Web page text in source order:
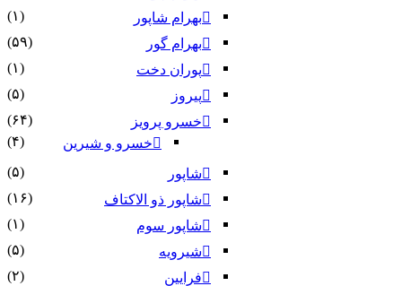
بهرام شاپور
(۱)
بهرام گور
(۵۹)
پوران دخت
(۱)
پیروز
(۵)
خسرو پرویز
(۶۴)
خسرو و شیرین
(۴)
شاپور
(۵)
شاپور ذو الاکتاف
(۱۶)
شاپور سوم‏
(۱)
شیرویه
(۵)
فرایین
(۲)